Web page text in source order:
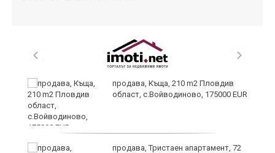
продава, Къща, 210 m2 Пловдив
област, с.Войводиново, 175000 EUR
продава, Тристаен апартамент, 72